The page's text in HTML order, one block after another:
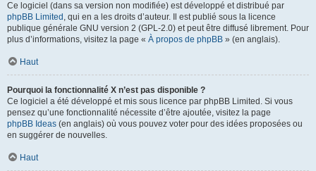
Ce logiciel (dans sa version non modifiée) est développé et distribué par
phpBB Limited , qui en a les droits d’auteur. Il est publié sous la licence
publique générale GNU version 2 (GPL-2.0) et peut être diffusé librement. Pour
plus d’informations, visitez la page « À propos de phpBB » (en anglais).
Haut
Pourquoi la fonctionnalité X n’est pas disponible ?
Ce logiciel a été développé et mis sous licence par phpBB Limited. Si vous
pensez qu’une fonctionnalité nécessite d’être ajoutée, visitez la page
phpBB Ideas (en anglais) où vous pouvez voter pour des idées proposées ou
en suggérer de nouvelles.
Haut